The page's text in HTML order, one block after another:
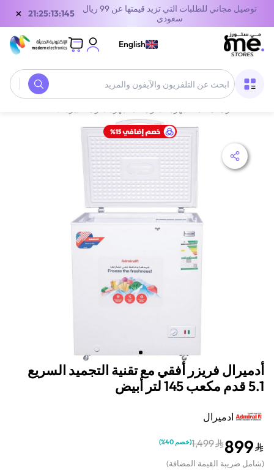
توصيل مجاني للطلبات التي تزيد قيمتها عن 99 ريال
سعودي
21:25:13:145
×
English
أدميرال فريزر أفقي مع تقنية التجميد السريع
5.1 قدم مكعب 145 لتر أبيض
ادميرال
899
1,499
(خصم 40% )
(شامل ضريبة القيمة المضافة)